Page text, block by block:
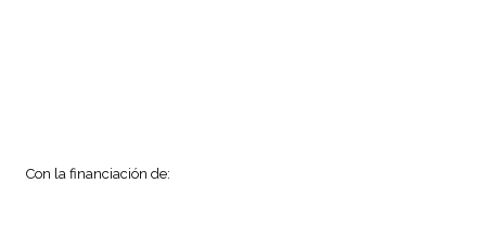
Con la financiación de: